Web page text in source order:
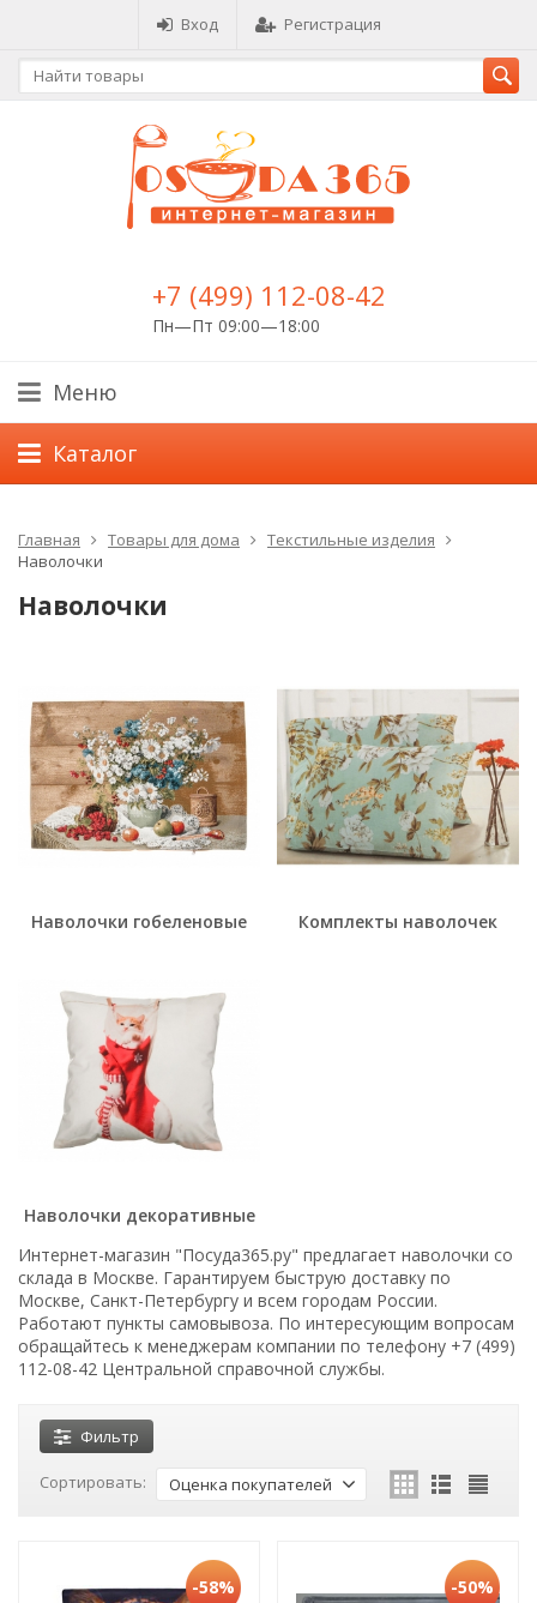
Вход Регистрация
+7 (499) 112-08-42
Пн—Пт 09:00—18:00
Меню
Каталог
Главная Товары для дома
Текстильные изделия
Наволочки
Наволочки
Наволочки гобеленовые Комплекты наволочек
Наволочки декоративные
Интернет-магазин "Посуда365.ру" предлагает наволочки со
склада в Москве. Гарантируем быструю доставку по
Москве, Санкт-Петербургу и всем городам России.
Работают пункты самовывоза. По интересующим вопросам
обращайтесь к менеджерам компании по телефону +7 (499)
112-08-42 Центральной справочной службы.
Фильтр
Сортировать: Оценка покупателей
-58% -50%